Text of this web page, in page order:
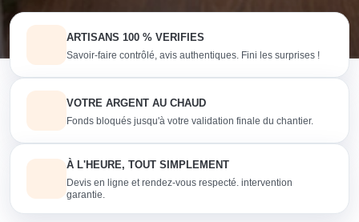
ARTISANS 100 % VERIFIES
Savoir-faire contrôlé, avis authentiques. Fini les surprises !
VOTRE ARGENT AU CHAUD
Fonds bloqués jusqu'à votre validation finale du chantier.
À L'HEURE, TOUT SIMPLEMENT
Devis en ligne et rendez-vous respecté. intervention
garantie.